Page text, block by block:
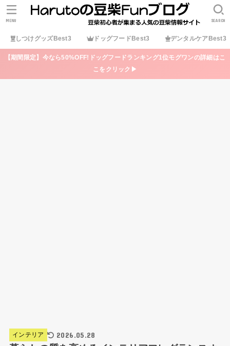
しつけグッズBest3 ドッグフードBest3 デンタルケアBest3
SEARCH
MENU
【期間限定】今なら50%OFF!ドッグフードランキング1位モグワンの詳細はこ
こをクリック▶
インテリア 2026.05.28